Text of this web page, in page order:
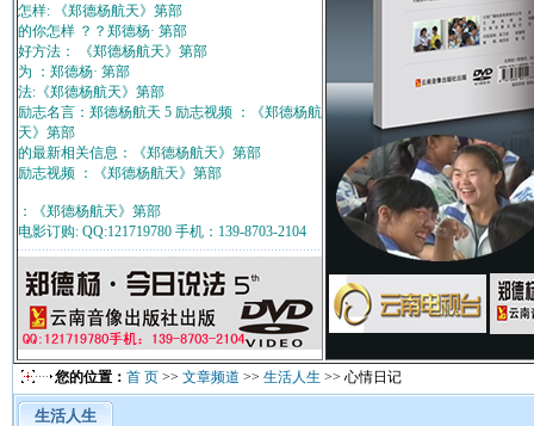
怎样: 《郑德杨航天》第部
的你怎样 ？？郑德杨· 第部
好方法： 《郑德杨航天》第部
为 ：郑德杨· 第部
法:《郑德杨航天》第部
励志名言：郑德杨航天 5 励志视频 ：《郑德杨航
天》第部
的最新相关信息：《郑德杨航天》第部
励志视频 ：《郑德杨航天》第部
：《郑德杨航天》第部
电影订购: QQ:121719780 手机：139-8703-2104
您的位置： 首 页 >> 文章频道 >> 生活人生 >> 心情日记
生活人生